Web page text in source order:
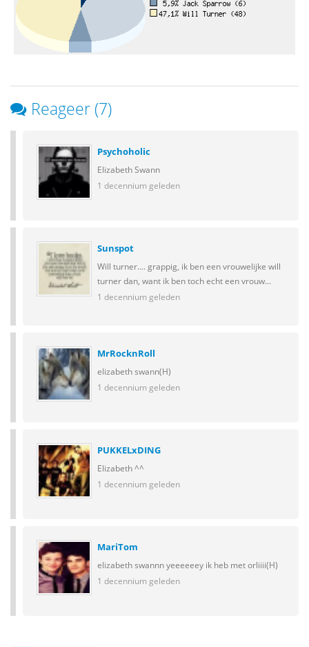
Reageer (7)
Psychoholic
Elizabeth Swann
1 decennium geleden
Sunspot
Will turner.... grappig, ik ben een vrouwelijke will
turner dan, want ik ben toch echt een vrouw...
1 decennium geleden
MrRocknRoll
elizabeth swann(H)
1 decennium geleden
PUKKELxDING
Elizabeth ^^
1 decennium geleden
MariTom
elizabeth swannn yeeeeeey ik heb met orliiii(H)
1 decennium geleden